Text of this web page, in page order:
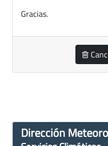
Gracias.
Dirección